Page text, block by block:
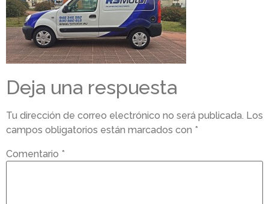
Deja una respuesta
Tu dirección de correo electrónico no será publicada. Los
campos obligatorios están marcados con *
Comentario *